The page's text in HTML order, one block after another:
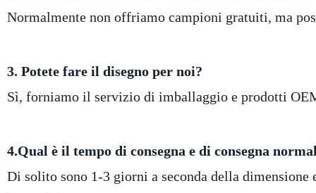
Normalmente non offriamo campioni gratuiti, ma
3. Potete fare il disegno per noi?
Sì, forniamo il servizio di imballaggio e prodotti
4.Qual è il tempo di consegna e di consegna
Di solito sono 1-3 giorni a seconda della